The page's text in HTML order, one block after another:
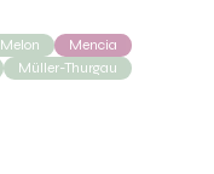
Melon
Mencia
Müller-Thurgau